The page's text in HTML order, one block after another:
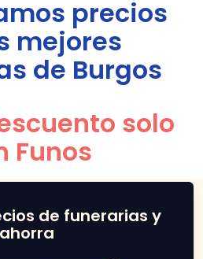
precios
mejores
de Burgos
solo
Funos
de funerarias y
ahorra